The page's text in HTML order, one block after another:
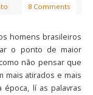
8 Comments
homens brasileiros
o ponto de maior
não pensar que
mais atirados e mais
época, lí as palavras